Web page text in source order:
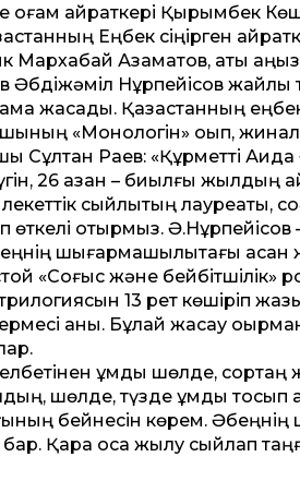
қайраткері Қырымбек
Еңбек сіңірген
Мархабай Азаматов, аты
Әбдіжәміл Нұрпейісов жайлы
жасады. Қазақстанның еңбек
«Монологін» оқып,
Сұлтан Раев: «Құрмет­ті
26 қазан – биылғы жылдың
сыйлықтың лауреаты,
отырмыз. Ә.Нұрпейісов
шығармашылықтағы асқан
«Соғыс және бейбітшілік»
13 рет көшіріп
анық. Бұлай жасау
құмды шөлде, сортаң
шөлде, түзде құмды тосып
бейнесін көрем. Әбеңнің
бар. Қара қосқа жылу сыйлап